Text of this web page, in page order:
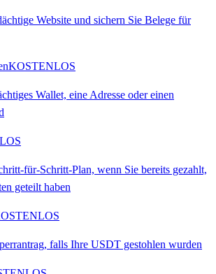
Website und sichern Sie Belege für
KOSTENLOS
Wallet, eine Adresse oder einen
für-Schritt-Plan, wenn Sie bereits gezahlt,
geteilt haben
falls Ihre USDT gestohlen wurden